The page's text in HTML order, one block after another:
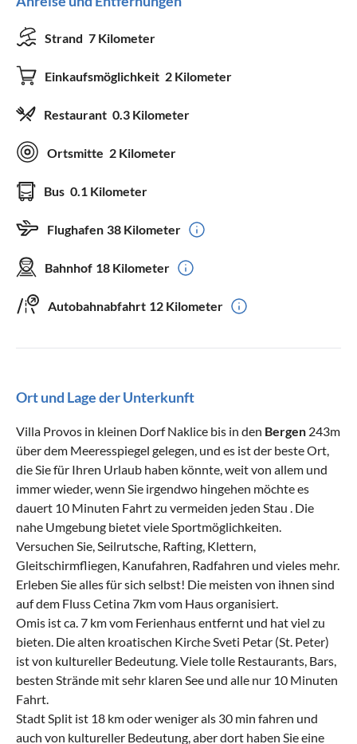
Strand 7 Kilometer
Einkaufsmöglichkeit 2 Kilometer
Restaurant 0.3 Kilometer
Ortsmitte 2 Kilometer
Bus 0.1 Kilometer
Flughafen 38 Kilometer
Bahnhof 18 Kilometer
Autobahnabfahrt 12 Kilometer
Ort und Lage der Unterkunft
Villa Provos in kleinen Dorf Naklice bis in den Bergen 243m
über dem Meeresspiegel gelegen, und es ist der beste Ort,
die Sie für Ihren Urlaub haben könnte, weit von allem und
immer wieder, wenn Sie irgendwo hingehen möchte es
dauert 10 Minuten Fahrt zu vermeiden jeden Stau . Die
nahe Umgebung bietet viele Sportmöglichkeiten.
Versuchen Sie, Seilrutsche, Rafting, Klettern,
Gleitschirmfliegen, Kanufahren, Radfahren und vieles mehr.
Erleben Sie alles für sich selbst! Die meisten von ihnen sind
auf dem Fluss Cetina 7km vom Haus organisiert.
Omis ist ca. 7 km vom Ferienhaus entfernt und hat viel zu
bieten. Die alten kroatischen Kirche Sveti Petar (St. Peter)
ist von kultureller Bedeutung. Viele tolle Restaurants, Bars,
besten Strände mit sehr klaren See und alle nur 10 Minuten
Fahrt.
Stadt Split ist 18 km oder weniger als 30 min fahren und
auch von kultureller Bedeutung, aber dort haben Sie eine